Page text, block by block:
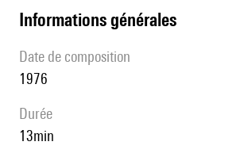
informations générales
date de composition
1976
durée
13min